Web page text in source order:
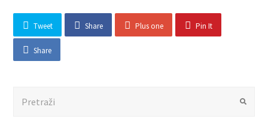
Tweet Share Plus one Pin It
Share
Submit